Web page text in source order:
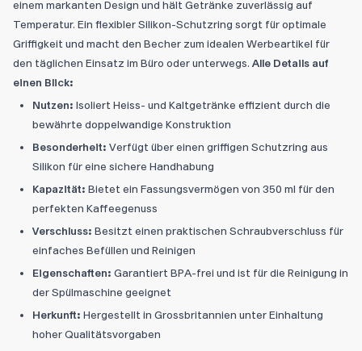
einem markanten Design und hält Getränke zuverlässig auf
Temperatur. Ein flexibler Silikon-Schutzring sorgt für optimale
Griffigkeit und macht den Becher zum idealen Werbeartikel für
den täglichen Einsatz im Büro oder unterwegs. Alle Details auf
einen Blick:
Nutzen: Isoliert Heiss- und Kaltgetränke effizient durch die
bewährte doppelwandige Konstruktion
Besonderheit: Verfügt über einen griffigen Schutzring aus
Silikon für eine sichere Handhabung
Kapazität: Bietet ein Fassungsvermögen von 350 ml für den
perfekten Kaffeegenuss
Verschluss: Besitzt einen praktischen Schraubverschluss für
einfaches Befüllen und Reinigen
Eigenschaften: Garantiert BPA-frei und ist für die Reinigung in
der Spülmaschine geeignet
Herkunft: Hergestellt in Grossbritannien unter Einhaltung
hoher Qualitätsvorgaben